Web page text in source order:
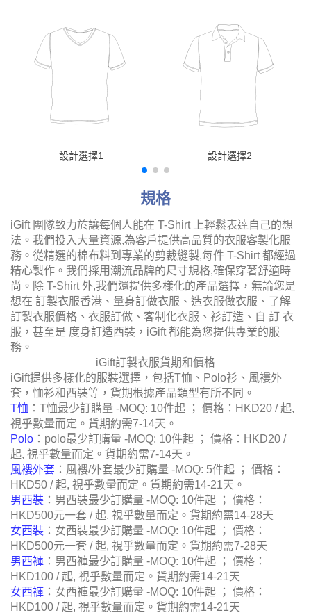
設計選擇1 設計選擇2
規格
iGift 團隊致力於讓每個人能在 T-Shirt 上輕鬆表達自己的想
法。我們投入大量資源,為客戶提供高品質的衣服客製化服
務。從精選的棉布料到專業的剪裁縫製,每件 T-Shirt 都經過
精心製作。我們採用潮流品牌的尺寸規格,確保穿著舒適時
尚。除 T-Shirt 外,我們還提供多樣化的產品選擇，無論您是
想在 訂製衣服香港、量身訂做衣服、造衣服做衣服、了解
訂製衣服價格、衣服訂做、客制化衣服、衫訂造、自 訂 衣
服，甚至是 度身訂造西裝，iGift 都能為您提供專業的服
務。
iGift訂製衣服貨期和價格
iGift提供多樣化的服裝選擇，包括T恤、Polo衫、風褸外
套，恤衫和西裝等，貨期根據產品類型有所不同。
T恤 ：T恤最少訂購量 -MOQ: 10件起 ； 價格：HKD20 / 起,
視乎數量而定。貨期約需7-14天。
Polo ：polo最少訂購量 -MOQ: 10件起 ； 價格：HKD20 /
起, 視乎數量而定。貨期約需7-14天。
風褸外套 ：風褸/外套最少訂購量 -MOQ: 5件起 ； 價格：
HKD50 / 起, 視乎數量而定。貨期約需14-21天。
男西裝 ：男西裝最少訂購量 -MOQ: 10件起 ； 價格：
HKD500元一套 / 起, 視乎數量而定。貨期約需14-28天
女西裝 ：女西裝最少訂購量 -MOQ: 10件起 ； 價格：
HKD500元一套 / 起, 視乎數量而定。貨期約需7-28天
男西褲 ：男西褲最少訂購量 -MOQ: 10件起 ； 價格：
HKD100 / 起, 視乎數量而定。貨期約需14-21天
女西褲 ：女西褲最少訂購量 -MOQ: 10件起 ； 價格：
HKD100 / 起, 視乎數量而定。貨期約需14-21天